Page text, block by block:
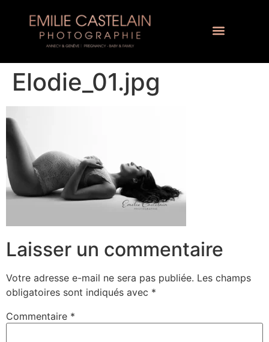
Elodie_01.jpg
Laisser un commentaire
Votre adresse e-mail ne sera pas publiée. Les champs
obligatoires sont indiqués avec *
Commentaire *